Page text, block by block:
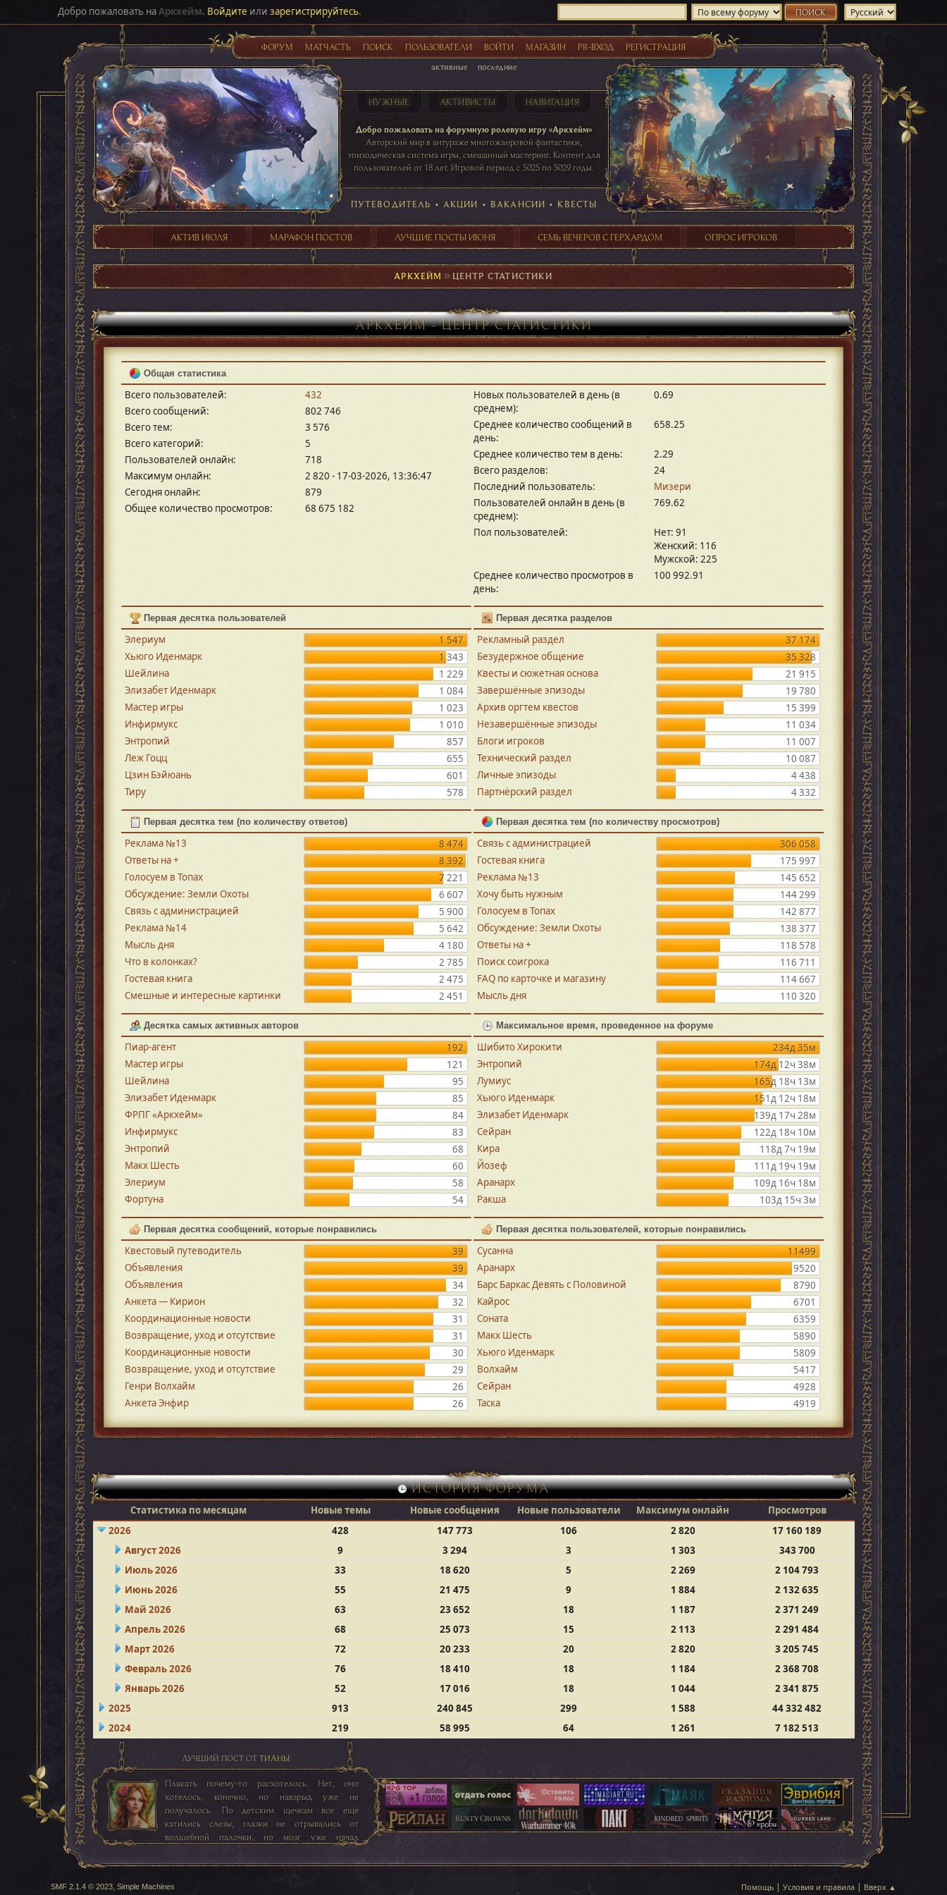
Добро пожаловать наАркхейм. Войдите или зарегистрируйтесь.
ФОРУМ МАТЧАСТЬ ПОИСК ПОЛЬЗОВАТЕЛИ ВОЙТИ МАГАЗИН PR-ВХОД РЕГИСТРАЦИЯ
активные последние
НУЖНЫЕ АКТИВИСТЫ НАВИГАЦИЯ
Добро пожаловать на форумную ролевую игру «Аркхейм»
Авторский мир в антураже многожанровой фантастики,
эпизодическая система игры, смешанный мастеринг. Контент для
пользователей от 18 лет. Игровой период с 5025 по 5029 годы.
таблице игровой активности
41 ПОСТОВ 31 ПОСТОВ 29 ПОСТОВ 24 ПОСТОВ
ПУТЕВОДИТЕЛЬ • АКЦИИ • ВАКАНСИИ • КВЕСТЫ
АКТИВ ИЮЛЯ МАРАФОН ПОСТОВ ЛУЧШИЕ ПОСТЫ ИЮНЯ СЕМЬ ВЕЧЕРОВ С ГЕРХАРДОМ ОПРОС ИГРОКОВ
АРКХЕЙМ ►ЦЕНТР СТАТИСТИКИ
АРКХЕЙМ - ЦЕНТР СТАТИСТИКИ
Общая статистика
Всего пользователей:
432
Всего сообщений:
802 746
Всего тем:
3 576
Всего категорий:
5
Пользователей онлайн:
718
Максимум онлайн:
2 820 - 17-03-2026, 13:36:47
Сегодня онлайн:
879
Общее количество просмотров:
68 675 182
Новых пользователей в день (в
среднем):
0.69
Среднее количество сообщений в
день:
658.25
Среднее количество тем в день:
2.29
Всего разделов:
24
Последний пользователь:
Mизери
Пользователей онлайн в день (в
среднем):
769.62
Пол пользователей:
Нет: 91
Женский: 116
Мужской: 225
Среднее количество просмотров в
день:
100 992.91
Первая десятка пользователей
Элериум
1 547
Хьюго Иденмарк
1 343
Шейлина
1 229
Элизабет Иденмарк
1 084
Мастер игры
1 023
Инфирмукс
1 010
Энтропий
857
Леж Гоцц
655
Цзин Бэйюань
601
Тиру
578
Первая десятка разделов
Рекламный раздел
37 174
Безудержное общение
35 328
Квесты и сюжетная основа
21 915
Завершённые эпизоды
19 780
Архив оргтем квестов
15 399
Незавершённые эпизоды
11 034
Блоги игроков
11 007
Технический раздел
10 087
Личные эпизоды
4 438
Партнёрский раздел
4 332
Первая десятка тем (по количеству ответов)
Реклама №13
8 474
Ответы на +
8 392
Голосуем в Топах
7 221
Обсуждение: Земли Охоты
6 607
Связь с администрацией
5 900
Реклама №14
5 642
Мысль дня
4 180
Что в колонках?
2 785
Гостевая книга
2 475
Смешные и интересные картинки
2 451
Первая десятка тем (по количеству просмотров)
Связь с администрацией
306 058
Гостевая книга
175 997
Реклама №13
145 652
Хочу быть нужным
144 299
Голосуем в Топах
142 877
Обсуждение: Земли Охоты
138 377
Ответы на +
118 578
Поиск соигрока
116 711
FAQ по карточке и магазину
114 667
Мысль дня
110 320
Десятка самых активных авторов
Пиар-агент
192
Мастер игры
121
Шейлина
95
Элизабет Иденмарк
85
ФРПГ «Аркхейм»
84
Инфирмукс
83
Энтропий
68
Макх Шесть
60
Элериум
58
Фортуна
54
Максимальное время, проведенное на форуме
Шибито Хирокити
234д 35м
Энтропий
174д 12ч 38м
Лумиус
165д 18ч 13м
Хьюго Иденмарк
151д 12ч 18м
Элизабет Иденмарк
139д 17ч 28м
Сейран
122д 18ч 10м
Кира
118д 7ч 19м
Йозеф
111д 19ч 19м
Аранарх
109д 16ч 18м
Ракша
103д 15ч 3м
Первая десятка сообщений, которые понравились
Квестовый путеводитель
39
Объявления
39
Объявления
34
Анкета — Кирион
32
Координационные новости
31
Возвращение, уход и отсутствие
31
Координационные новости
30
Возвращение, уход и отсутствие
29
Генри Волхайм
26
Анкета Энфир
26
Первая десятка пользователей, которые понравились
Сусанна
11499
Аранарх
9520
Барс Баркас Девять с Половиной
8790
Кайрос
6701
Соната
6359
Макх Шесть
5890
Хьюго Иденмарк
5809
Волхайм
5417
Сейран
4928
Таска
4919
ИСТОРИЯ ФОРУМА
Статистика по месяцам Новые темы Новые сообщения Новые пользователи Максимум онлайн
Просмотров
2026
428 147 773 106 2 820
17 160 189
Август 2026
9 3 294 3 1 303
343 700
Июль 2026
33 18 620 5 2 269
2 104 793
Июнь 2026
55 21 475 9 1 884
2 132 635
Май 2026
63 23 652 18 1 187
2 371 249
Апрель 2026
68 25 073 15 2 113
2 291 484
Март 2026
72 20 233 20 2 820
3 205 745
Февраль 2026
76 18 410 18 1 184
2 368 708
Январь 2026
52 17 016 18 1 044
2 341 875
2025
913 240 845 299 1 588
44 332 482
2024
219 58 995 64 1 261 7 182 513
ЛУЧШИЙ ПОСТ ОТ ТИАНЫ
Плакать почему-то расхотелось. Нет, оно
хотелось, конечно, но навзрыд уже не
получалось. По детским щечкам все еще
катились слезы, глазки не отрывались от
волшебной палочки, но мозг уже начал
прислушиваться к словам тетушки, и даже чем-
то заинтересовываться.
Помощь | Условия и правила | Вверх ▲
SMF 2.1.4 © 2023, Simple Machines